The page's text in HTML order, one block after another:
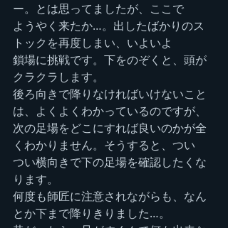
ー。とは思ってましたが、ここで
ようやく来たか…。出したばかりのス
トックを再度しまい、いよいよ
鎖場に挑戦です。下をのぞくと、頭が
クラクラします。
後ろ向きで降りなければいけないこと
は、よくよくわかっているのですが、
次の足場をどこにすれば良いのかが全
くわかりません。そうすると、つい
つい横向きで下の足場を確認したくな
ります。
何度も師匠に注意されながらも、なん
とか下まで降りきりました…。